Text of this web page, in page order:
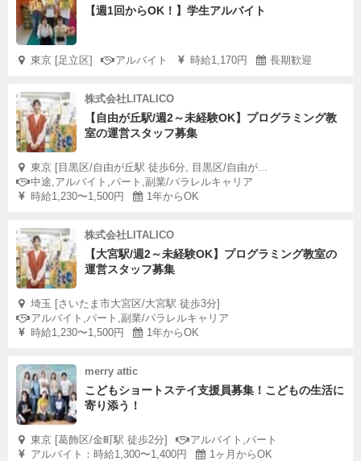
【週1回からOK！】学生アルバイト
東京 [足立区] アルバイト 時給1,170円 長期歓迎
株式会社LITALICO
【自由が丘駅/週2～未経験OK】プログラミング教
室の運営スタッフ募集
東京 [目黒区/自由が丘駅 徒歩6分, 目黒区/自由が...
中途,アルバイト,パート,副業/パラレルキャリア
時給1,230〜1,500円
1年からOK
株式会社LITALICO
【大宮駅/週2～未経験OK】プログラミング教室の
運営スタッフ募集
埼玉 [さいたま市大宮区/大宮駅 徒歩3分]
アルバイト,パート,副業/パラレルキャリア
時給1,230〜1,500円
1年からOK
merry attic
こどもショートステイ支援員募集！こどもの生活に
寄り添う！
東京 [葛飾区/金町駅 徒歩2分]
アルバイト,パート
アルバイト：時給1,300〜1,400円
1ヶ月からOK